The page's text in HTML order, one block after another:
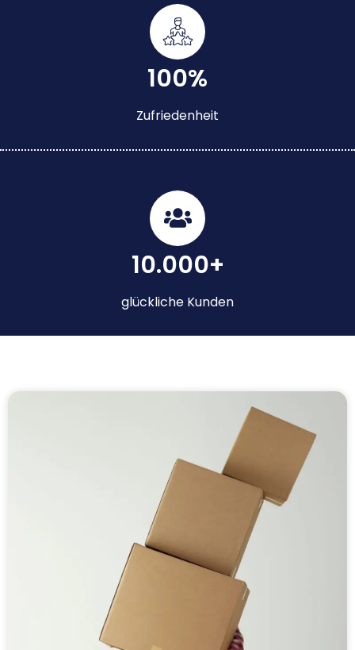
100%
Zufriedenheit
10.000+
glückliche Kunden